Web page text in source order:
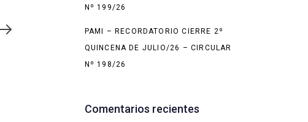
Nº 199/26
PAMI – RECORDATORIO CIERRE 2º
QUINCENA DE JULIO/26 – CIRCULAR
Nº 198/26
Comentarios recientes